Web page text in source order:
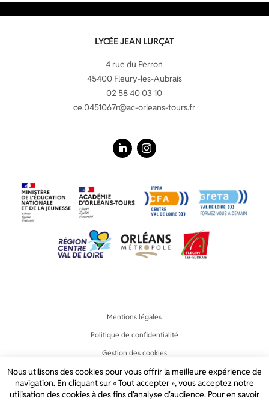
LYCÉE JEAN LURÇAT
4 rue du Perron
45400 Fleury-les-Aubrais
02 58 40 03 10
ce.0451067r@ac-orleans-tours.fr
Mentions légales
Politique de confidentialité
Gestion des cookies
Accessibilité
Plan du site
Nous utilisons des cookies pour vous offrir la meilleure expérience de
navigation. En cliquant sur « Tout accepter », vous acceptez notre
utilisation des cookies à des fins d'analyse d'audience. Pour en savoir